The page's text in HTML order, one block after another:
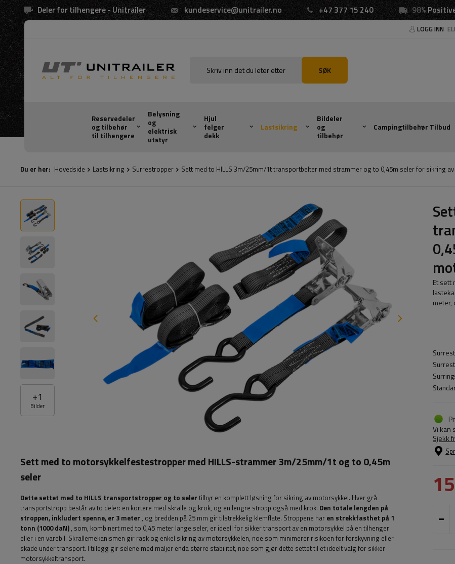
Deler for tilhengere - Unitrailer kundeservice@unitrailer.no +47 377 15 240 98%
LOGG INN
SØK
Reservedeler
og tilbehør
til tilhengere
Belysning
og
elektrisk
utstyr
Hjul
felger
dekk
Lastsikring
Bildeler
og
tilbehør
Campingtilbehør Tilbud
Du er her: Hovedside Lastsikring Surrestropper Sett med to HILLS 3m/25mm/1t transportbelter med strammer og to 0,45m seler for sikring
+1
Bilder
Et sett
meter,
Vi kan
Sjekk
Sett med to motorsykkelfestestropper med HILLS-strammer 3m/25mm/1t og to 0,45m
seler
Dette settet med to HILLS transportstropper og to seler tilbyr en komplett løsning for sikring av motorsykkel. Hver grå
transportstropp består av to deler: en kortere med skralle og krok, og en lengre stropp også med krok. Den totale lengden på
stroppen, inkludert spenne, er 3 meter , og bredden på 25 mm gir tilstrekkelig klemflate. Stroppene har en strekkfasthet på 1
tonn (1000 daN), som, kombinert med to 0,45 meter lange seler, er ideell for sikker transport av en motorsykkel på en tilhenger
eller i en varebil. Skrallemekanismen gir rask og enkel sikring av motorsykkelen, noe som minimerer risikoen for forskyvning eller
skade under transport. I tillegg gir selene med maljer enda større stabilitet, noe som gjør dette settet til et ideelt valg for sikker
motorsykkeltransport.